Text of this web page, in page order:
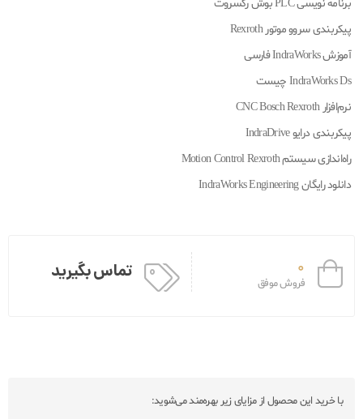
برنامه نویسی PLC بوش رکسروت
پیکربندی سروو موتور Rexroth
آموزش IndraWorks فارسی
IndraWorks Ds چیست
نرم‌افزار CNC Bosch Rexroth
پیکربندی درایو IndraDrive
راه‌اندازی سیستم Motion Control Rexroth
دانلود رایگان IndraWorks Engineering
0
فروش موفق تماس بگیرید
با خرید این محصول از مزایای زیر بهره‌مند می‌شوید: